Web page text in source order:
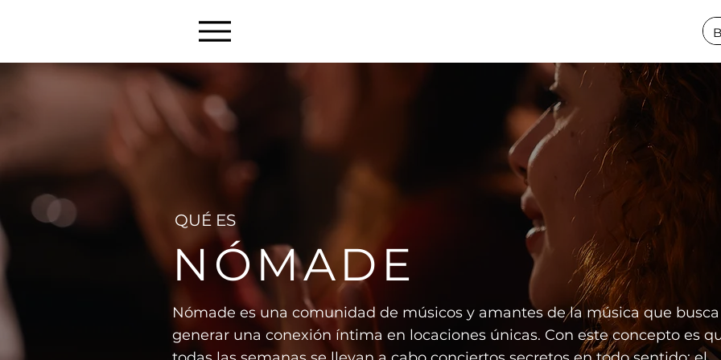
QUÉ ES
NÓMADE
Nómade es una comunidad de músicos y amantes de la música que busca
generar una conexión íntima en locaciones únicas. Con este concepto es